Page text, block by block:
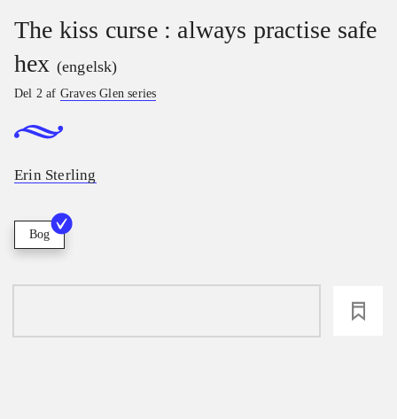
The kiss curse : always practise safe
hex (engelsk)
Del 2 af Graves Glen series
Erin Sterling
Bog